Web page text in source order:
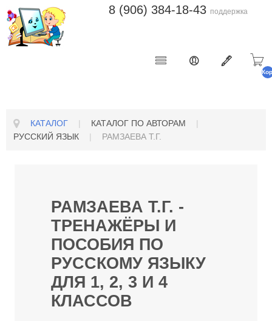
8 (906) 384-18-43 поддержка
КАТАЛОГ | КАТАЛОГ ПО АВТОРАМ
|
РУССКИЙ ЯЗЫК
| РАМЗАЕВА Т.Г.
РАМЗАЕВА Т.Г. -
ТРЕНАЖЁРЫ И
ПОСОБИЯ ПО
РУССКОМУ ЯЗЫКУ
ДЛЯ 1, 2, 3 И 4
КЛАССОВ